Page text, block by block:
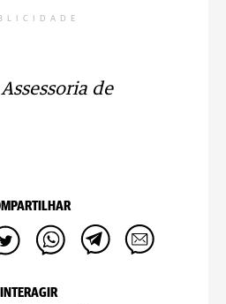
de
INTERAGIR